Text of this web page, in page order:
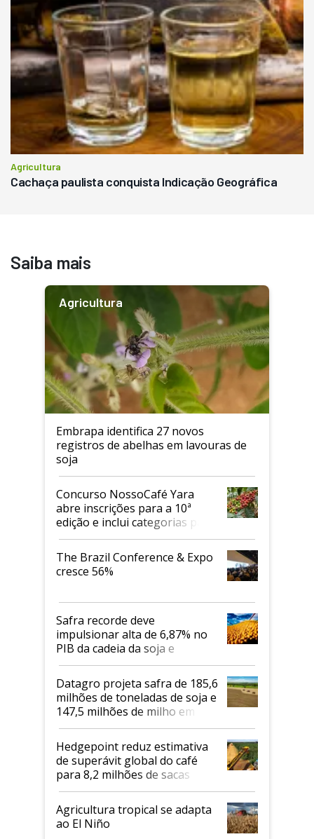
Agricultura
Cachaça paulista conquista Indicação Geográfica
Saiba mais
Agricultura
Embrapa identifica 27 novos
registros de abelhas em lavouras de
soja
Concurso NossoCafé Yara
abre inscrições para a 10ª
edição e inclui categorias para
cafés Canephora
The Brazil Conference & Expo
cresce 56%
Safra recorde deve
impulsionar alta de 6,87% no
PIB da cadeia da soja e
biodiesel em 2026
Datagro projeta safra de 185,6
milhões de toneladas de soja e
147,5 milhões de milho em
2026/27
Hedgepoint reduz estimativa
de superávit global do café
para 8,2 milhões de sacas
Agricultura tropical se adapta
ao El Niño